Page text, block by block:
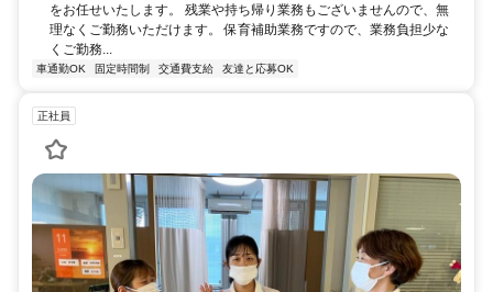
をお任せいたします。 残業や持ち帰り業務もございませんので、無
理なくご勤務いただけます。 保育補助業務ですので、業務負担少な
くご勤務...
車通勤OK 固定時間制 交通費支給 友達と応募OK
正社員